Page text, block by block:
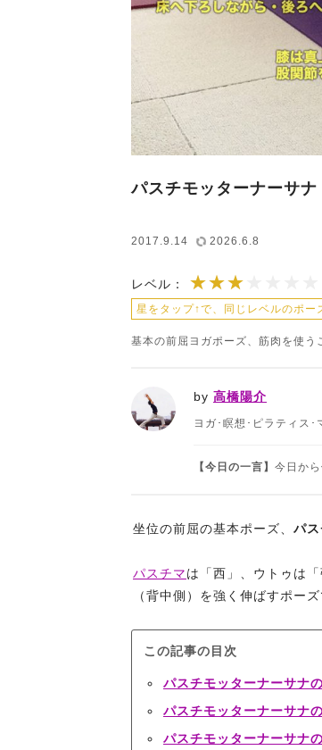
パスチモッターナーサ
2017.9.14 2026.6.8
レベル： ★★★
★★★★★★★
星をタップ↑で、同じレベルのポー
基本の前屈ヨガポーズ、筋肉を使う
by 高橋陽介
ヨガ･瞑想･ピラティス･
【今日の一言】 今日か
坐位の前屈の基本ポーズ、 パ
パスチマは「西」、ウトゥは
（背中側）を強く伸ばすポーズ
この記事の目次
パスチモッターナーサナ
パスチモッターナーサナ
パスチモッターナーサナ